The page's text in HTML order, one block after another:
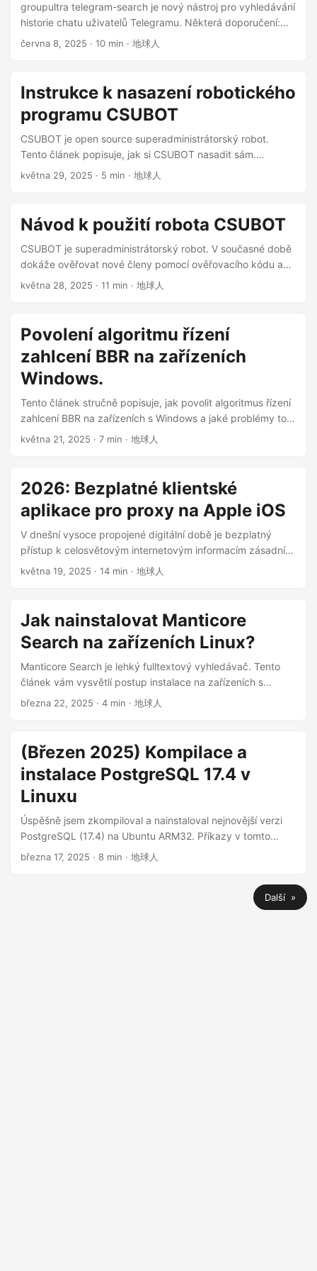
nahrávání, zveřejňování, přenosu, distribuci nebo
veřejnému zobrazování obsahu aplikace kas. Uživatelé
souhlasí s tím, že nebudou používat aplikaci kas k prodeji,
kriminální jazyk. Uživatelé také nesmí zveřejňovat nebo
přenášet informace nebo materiály, které porušují práva
jakékoli třetí strany nebo obsahují viry nebo jiné škodlivé
součásti. Aplikace kas si vyhrazuje právo smazat nebo
upravit jakékoli informace nebo materiály předložené
uživateli. ...
groupultra telegram-search je nový nástroj pro vyhledávání
historie chatu uživatelů Telegramu. Některá doporučení:
Robot pro správu skupin Telegramu @CSUBOT : Může
kontroly vstupu do skupiny, aby se ověřilo, zda jsou
uživatelé, kteří žádají o vstup do skupiny, skuteční lidé.
Nebude rušit ostatní členy skupiny. Zkontrolujte veřejnou IP
můžete detekovat konfiguraci proxy serveru a vyhnout se
zablokování nástrojem AI. Můžete zobrazit IP adresu
používanou uživateli pro přístup na čínské webové stránky,
webové stránky. Vlastnosti projektu Podle oficiální
funkce: ...
června 8, 2025 · 10 min · 地球人
Instrukce k nasazení robotického
programu CSUBOT
CSUBOT je open source superadministrátorský robot.
Tento článek popisuje, jak si CSUBOT nasadit sám.
Přečtěte si prosím nejprve celou tuto dokumentaci: Návod
května 29, 2025 · 5 min · 地球人
Návod k použití robota CSUBOT
CSUBOT je superadministrátorský robot. V současné době
dokáže ověřovat nové členy pomocí ověřovacího kódu a
automaticky tak zabraňuje spamovacím robotům v
května 28, 2025 · 11 min · 地球人
Povolení algoritmu řízení
zahlcení BBR na zařízeních
Windows.
Tento článek stručně popisuje, jak povolit algoritmus řízení
zahlcení BBR na zařízeních s Windows a jaké problémy to
může způsobit. ...
května 21, 2025 · 7 min · 地球人
2026: Bezplatné klientské
aplikace pro proxy na Apple iOS
V dnešní vysoce propojené digitální době je bezplatný
přístup k celosvětovým internetovým informacím zásadní
pro učení, práci a osobní růst. Z různých důvodů je však
softwarů pro proxy s otevřeným zdrojovým kódem pro
Apple iPhone a podrobně analyzuje jejich vlastnosti, v
naději, že poskytne užitečného průvodce pro uživatele
května 19, 2025 · 14 min · 地球人
Jak nainstalovat Manticore
Search na zařízeních Linux?
Manticore Search je lehký fulltextový vyhledávač. Tento
článek vám vysvětlí postup instalace na zařízeních s
Linuxem. Manticore Search je sám o sobě open source
Search . ...
března 22, 2025 · 4 min · 地球人
(Březen 2025) Kompilace a
instalace PostgreSQL 17.4 v
Linuxu
Úspěšně jsem zkompiloval a nainstaloval nejnovější verzi
PostgreSQL (17.4) na Ubuntu ARM32. Příkazy v tomto
článku pocházejí převážně z oficiální dokumentace
března 17, 2025 · 8 min · 地球人
Další »